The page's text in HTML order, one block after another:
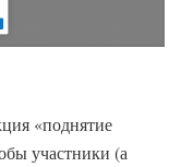
«поднятие
участники (а